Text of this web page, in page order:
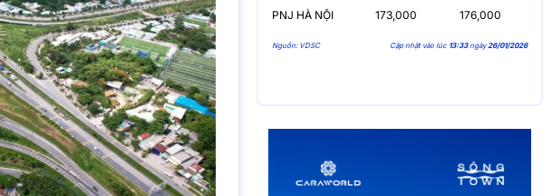
PNJ HÀ NỘI
173,000 176,000
Nguồn: VDSC Cập nhật vào lúc 13:33ngày26/01/2026